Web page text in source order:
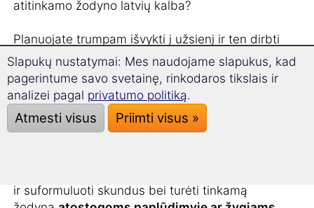
atitinkamo žodyno latvių kalba?
Planuojate trumpam išvykti į užsienį ir ten dirbti
aptarnavimo srityje arba virtuvėje ?
O gal norėtumėteintensyviai ruoštis kelionei
ne tik kasdien bendrauti?
ir suformuluoti skundus bei turėti tinkamą
Slapukų nustatymai: Mes naudojame slapukus, kad
pagerintume savo svetainę, rinkodaros tikslais ir
analizei pagal privatumo politiką.
Atmesti visus Priimti visus »